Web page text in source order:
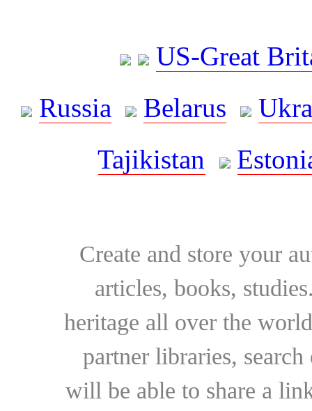
US-Great
Russia
Belarus
Tajikistan
Create and store your
articles, books,
heritage all over the
partner libraries,
will be able to share a